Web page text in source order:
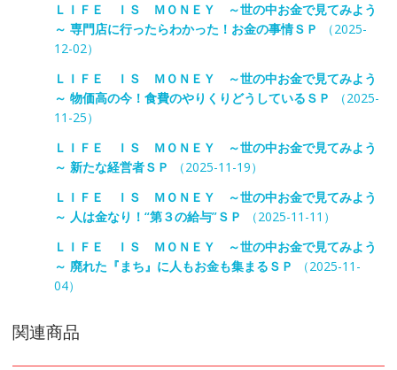
ＬＩＦＥ ＩＳ ＭＯＮＥＹ ～世の中お金で見てみよう
～ 専門店に行ったらわかった！お金の事情ＳＰ
（2025-
12-02）
ＬＩＦＥ ＩＳ ＭＯＮＥＹ ～世の中お金で見てみよう
～ 物価高の今！食費のやりくりどうしているＳＰ
（2025-
11-25）
ＬＩＦＥ ＩＳ ＭＯＮＥＹ ～世の中お金で見てみよう
～ 新たな経営者ＳＰ
（2025-11-19）
ＬＩＦＥ ＩＳ ＭＯＮＥＹ ～世の中お金で見てみよう
～ 人は金なり！“第３の給与”ＳＰ
（2025-11-11）
ＬＩＦＥ ＩＳ ＭＯＮＥＹ ～世の中お金で見てみよう
～ 廃れた『まち』に人もお金も集まるＳＰ
（2025-11-
04）
関連商品